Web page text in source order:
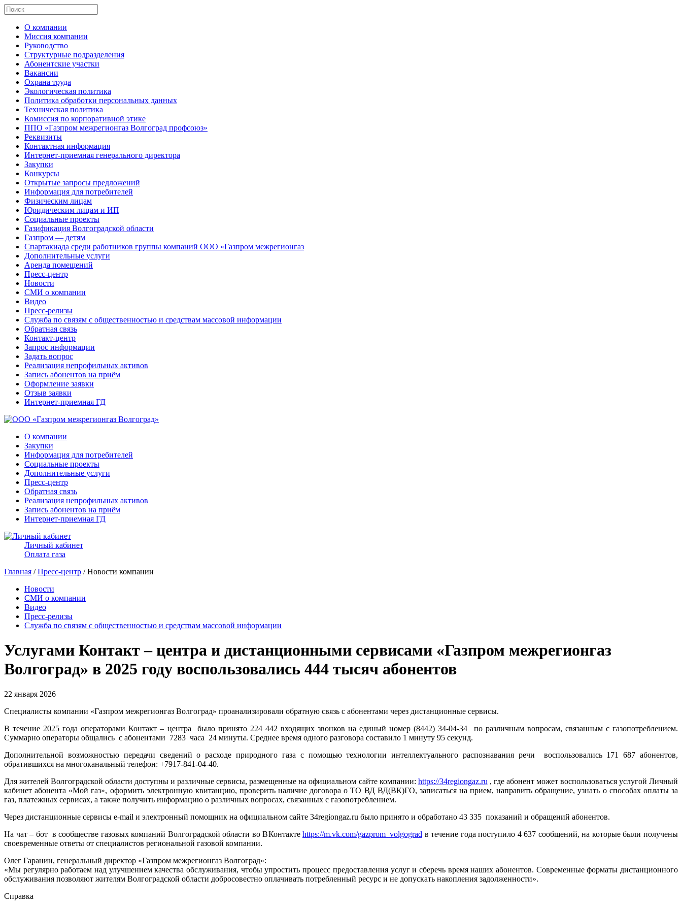
О компании
Миссия компании
Руководство
Структурные подразделения
Абонентские участки
Вакансии
Охрана труда
Экологическая политика
Политика обработки персональных данных
Техническая политика
Комиссия по корпоративной этике
ППО «Газпром межрегионгаз Волгоград профсоюз»
Реквизиты
Контактная информация
Интернет-приемная генерального директора
Закупки
Конкурсы
Открытые запросы предложений
Информация для потребителей
Физическим лицам
Юридическим лицам и ИП
Социальные проекты
Газификация Волгоградской области
Газпром — детям
Спартакиада среди работников группы компаний ООО «Газпром межрегионгаз
Дополнительные услуги
Аренда помещений
Пресс-центр
Новости
СМИ о компании
Видео
Пресс-релизы
Служба по связям с общественностью и средствам массовой информации
Обратная связь
Контакт-центр
Запрос информации
Задать вопрос
Реализация непрофильных активов
Запись абонентов на приём
Оформление заявки
Отзыв заявки
Интернет-приемная ГД
О компании
Закупки
Информация для потребителей
Социальные проекты
Дополнительные услуги
Пресс-центр
Обратная связь
Реализация непрофильных активов
Запись абонентов на приём
Интернет-приемная ГД
Личный кабинет
Оплата газа
Главная /Пресс-центр / Новости компании
Новости
СМИ о компании
Видео
Пресс-релизы
Служба по связям с общественностью и средствам массовой информации
Услугами Контакт – центра и дистанционными сервисами «Газпром межрегионгаз
Волгоград» в 2025 году воспользовались 444 тысяч абонентов
22 января 2026
Специалисты компании «Газпром межрегионгаз Волгоград» проанализировали обратную связь с абонентами через дистанционные сервисы.
В течение 2025 года операторами Контакт – центра было принято 224 442 входящих звонков на единый номер (8442) 34-04-34 по различным вопросам, связанным с газопотреблением.
Суммарно операторы общались с абонентами 7283 часа 24 минуты. Среднее время одного разговора составило 1 минуту 95 секунд.
Дополнительной возможностью передачи сведений о расходе природного газа с помощью технологии интеллектуального распознавания речи воспользовались 171 687 абонентов,
обратившихся на многоканальный телефон: +7917-841-04-40.
Для жителей Волгоградской области доступны и различные сервисы, размещенные на официальном сайте компании: https://34regiongaz.ru , где абонент может воспользоваться услугой Личный
кабинет абонента «Мой газ», оформить электронную квитанцию, проверить наличие договора о ТО ВД ВД(ВК)ГО, записаться на прием, направить обращение, узнать о способах оплаты за
газ, платежных сервисах, а также получить информацию о различных вопросах, связанных с газопотреблением.
Через дистанционные сервисы e-mail и электронный помощник на официальном сайте 34regiongaz.ru было принято и обработано 43 335 показаний и обращений абонентов.
На чат – бот в сообществе газовых компаний Волгоградской области во ВКонтактеhttps://m.vk.com/gazprom_volgograd в течение года поступило 4 637 сообщений, на которые были получены
своевременные ответы от специалистов региональной газовой компании.
Олег Гаранин, генеральный директор «Газпром межрегионгаз Волгоград»:
«Мы регулярно работаем над улучшением качества обслуживания, чтобы упростить процесс предоставления услуг и сберечь время наших абонентов. Современные форматы дистанционного
обслуживания позволяют жителям Волгоградской области добросовестно оплачивать потребленный ресурс и не допускать накопления задолженности».
Справка